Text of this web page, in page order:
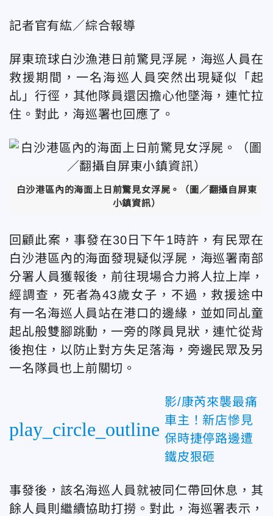
記者官有紘／綜合報導
屏東琉球白沙漁港日前驚見浮屍，海巡人員在
救援期間，一名海巡人員突然出現疑似「起
乩」行徑，其他隊員還因擔心他墜海，連忙拉
住。對此，海巡署也回應了。
白沙港區內的海面上日前驚見女浮屍。（圖／翻攝自屏東
小鎮資訊）
回顧此案，事發在30日下午1時許，有民眾在
白沙港區內的海面發現疑似浮屍，海巡署南部
分署人員獲報後，前往現場合力將人拉上岸，
經調查，死者為43歲女子，不過，救援途中
有一名海巡人員站在港口的邊緣，並如同乩童
起乩般雙腳跳動，一旁的隊員見狀，連忙從背
後抱住，以防止對方失足落海，旁邊民眾及另
一名隊員也上前關切。
play_circle_outline
影/康芮來襲最痛
車主！新店慘見
保時捷停路邊遭
鐵皮狠砸
事發後，該名海巡人員就被同仁帶回休息，其
餘人員則繼續協助打撈。對此，海巡署表示，